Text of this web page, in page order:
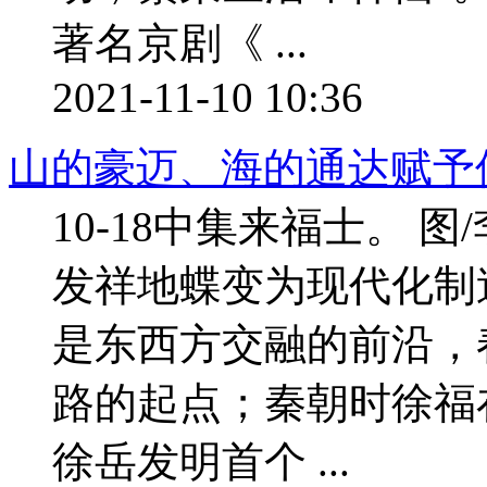
著名京剧《 ...
2021-11-10 10:36
山的豪迈、海的通达赋
10-18中集来福士。 图
发祥地蝶变为现代化
是东西方交融的前沿
路的起点；秦朝时徐
徐岳发明首个 ...